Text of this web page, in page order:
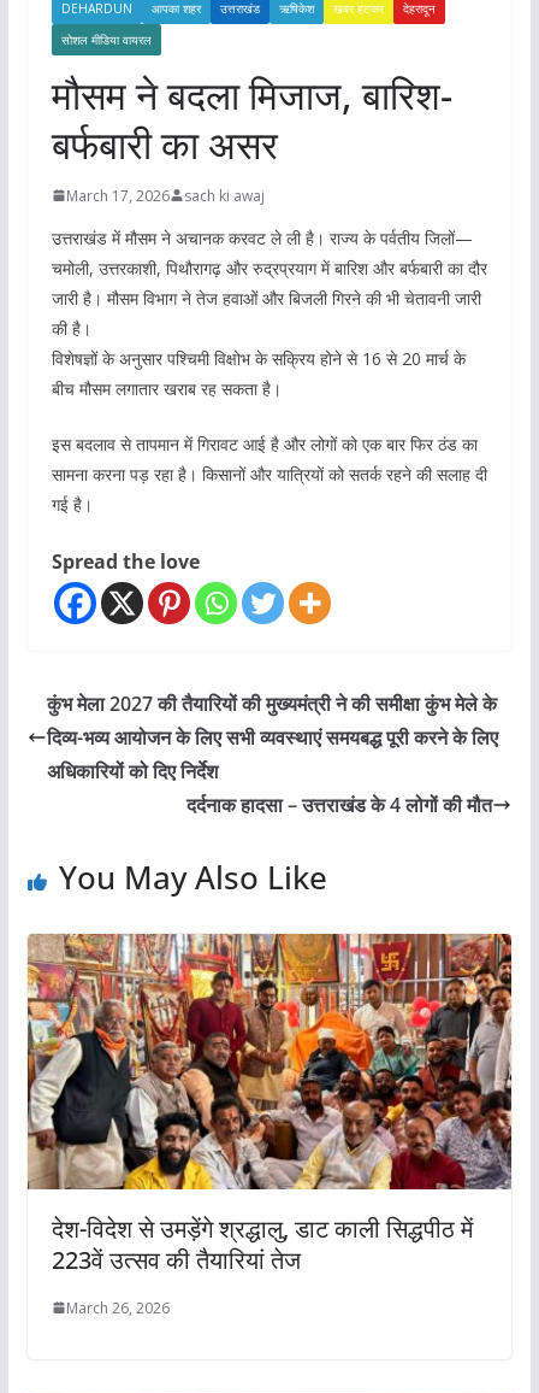
DEHARDUN आपका शहर उत्तराखंड ऋषिकेश खबर हटकर
देहरादून
सोशल मीडिया वायरल
मौसम ने बदला मिजाज, बारिश-
बर्फबारी का असर
March 17, 2026 sach ki awaj
उत्तराखंड में मौसम ने अचानक करवट ले ली है। राज्य के पर्वतीय जिलों—
चमोली, उत्तरकाशी, पिथौरागढ़ और रुद्रप्रयाग में बारिश और बर्फबारी का दौर
जारी है। मौसम विभाग ने तेज हवाओं और बिजली गिरने की भी चेतावनी जारी
की है।
विशेषज्ञों के अनुसार पश्चिमी विक्षोभ के सक्रिय होने से 16 से 20 मार्च के
बीच मौसम लगातार खराब रह सकता है।
इस बदलाव से तापमान में गिरावट आई है और लोगों को एक बार फिर ठंड का
सामना करना पड़ रहा है। किसानों और यात्रियों को सतर्क रहने की सलाह दी
गई है।
Spread the love
कुंभ मेला 2027 की तैयारियों की मुख्यमंत्री ने की समीक्षा कुंभ मेले के
दिव्य-भव्य आयोजन के लिए सभी व्यवस्थाएं समयबद्ध पूरी करने के लिए
अधिकारियों को दिए निर्देश
दर्दनाक हादसा – उत्तराखंड के 4 लोगों की मौत
You May Also Like
देश-विदेश से उमड़ेंगे श्रद्धालु, डाट काली सिद्धपीठ में
223वें उत्सव की तैयारियां तेज
March 26, 2026